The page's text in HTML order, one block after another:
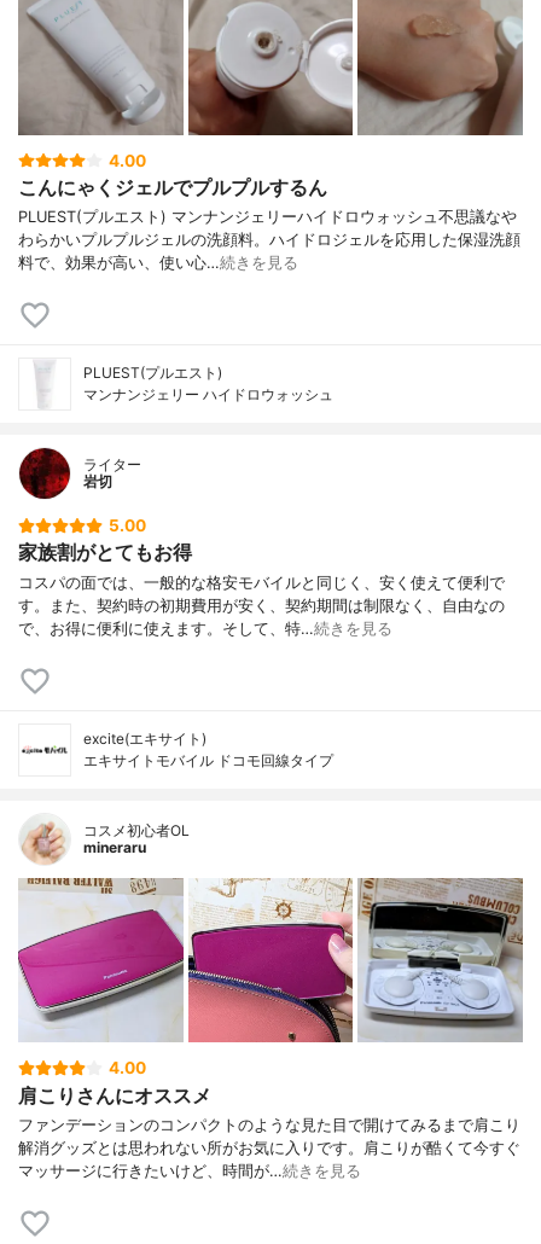
4.00
こんにゃくジェルでプルプルするん
PLUEST(プルエスト) マンナンジェリーハイドロウォッシュ不思議なや
わらかいプルプルジェルの洗顔料。ハイドロジェルを応用した保湿洗顔
料で、効果が高い、使い心…続きを見る
PLUEST(プルエスト)
マンナンジェリー ハイドロウォッシュ
ライター
岩切
5.00
家族割がとてもお得
コスパの面では、一般的な格安モバイルと同じく、安く使えて便利で
す。また、契約時の初期費用が安く、契約期間は制限なく、自由なの
で、お得に便利に使えます。そして、特…続きを見る
excite(エキサイト)
エキサイトモバイル ドコモ回線タイプ
コスメ初心者OL
mineraru
4.00
肩こりさんにオススメ
ファンデーションのコンパクトのような見た目で開けてみるまで肩こり
解消グッズとは思われない所がお気に入りです。肩こりが酷くて今すぐ
マッサージに行きたいけど、時間が…続きを見る